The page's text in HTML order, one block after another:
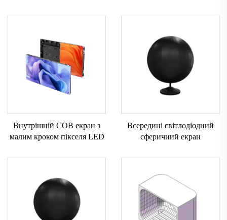
Внутрішній COB екран з
малим кроком пікселя LED
Всередині світлодіодний
сферичний екран